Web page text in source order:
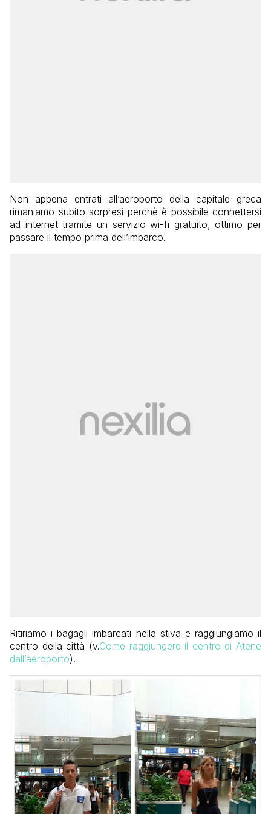
Non appena entrati all’aeroporto della capitale greca
rimaniamo subito sorpresi perchè è possibile connettersi
ad internet tramite un servizio wi-fi gratuito, ottimo per
passare il tempo prima dell’imbarco.
Ritiriamo i bagagli imbarcati nella stiva e raggiungiamo il
centro della città (v.Come raggiungere il centro di Atene
dall’aeroporto).